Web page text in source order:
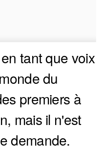
tant que voix
du
premiers à
mais il n'est
demande.